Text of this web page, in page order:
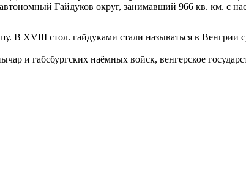
Гайдуков округ, занимавший 966 кв. км. с
В XVIII стол. гайдуками стали называться в
и габсбургских наёмных войск, венгерское